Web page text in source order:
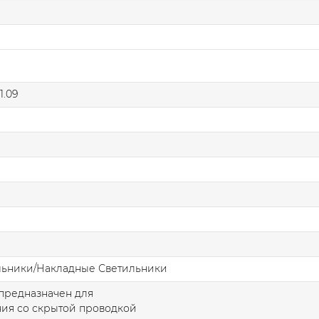
Накладные Светильники
для
со скрытой проводкой